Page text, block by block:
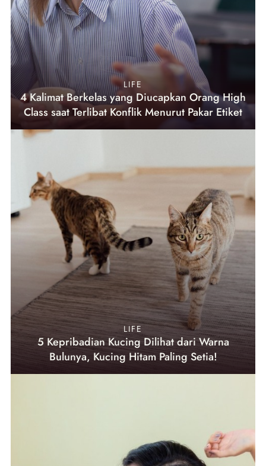
LIFE
4 Kalimat Berkelas yang Diucapkan Orang High
Class saat Terlibat Konflik Menurut Pakar Etiket
LIFE
5 Kepribadian Kucing Dilihat dari Warna
Bulunya, Kucing Hitam Paling Setia!